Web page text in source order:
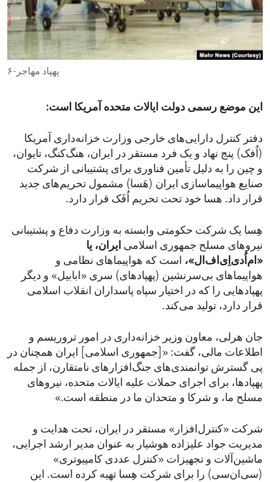
ENVIRONMENT AND HEALTH
IDEALS AND INSTITUTIONS
پهپاد مهاجر-۶
این موضع رسمی دولت ایالات متحده آمریکا است:
دفتر کنترل دارایی‌های خارجی وزارت خزانه‌داری آمریکا
(اُفک) پنج نهاد و یک فرد مستقر در ایران، هنگ‌کنگ، تایوان،
و چین را به دلیل تأمین فناوری برای پشتیبانی از شرکت
صنایع هواپیماسازی ایران (هَسا) مشمول تحریم‌های جدید
قرار داد. هسا خود تحت تحریم اُفَک قرار دارد.
هِسا یک شرکت حکومتی وابسته به وزارت دفاع و پشتیبانی
نیروهای مسلح جمهوری اسلامی ایران، ‌یا
«ام‌اُ‌دی‌اِی‌اف‌ال»، است که هواپیماهای نظامی و
هواپیماهای بی‌سرنشین (پهپادهای) سری «ابابیل» و دیگر
پهپادهایی را که در اختیار سپاه پاسداران انقلاب اسلامی
قرار دارد، تولید می‌کند.
جان هرلی، معاون وزیر خزانه‌داری در امور تروریسم و
اطلاعات مالی، گفت: «[جمهوری اسلامی] ایران همچنان در
پی گسترش توانمندی‌های جنگ‌افزارهای نامتقارن، از جمله
پهپادها، برای اجرای حملات علیه ایالات متحده، نیروهای
مسلح ما، و شرکا و متحدان ما در منطقه است.»
شرکت «کنترل‌افزار» مستقر در ایران، تحت هدایت و
مدیریت جواد علیزاده هوشیار به عنوان مدیر ارشد اجرایی،
ماشین‌آلات و تجهیزات «کنترل عددی کامپیوتری»
(سی‌ان‌سی) را برای شرکت هِسا تهیه کرده است. این